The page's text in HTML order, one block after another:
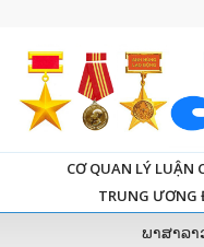
CƠ QUAN LÝ LUẬN
TRUNG ƯƠNG
ພາສາລາ